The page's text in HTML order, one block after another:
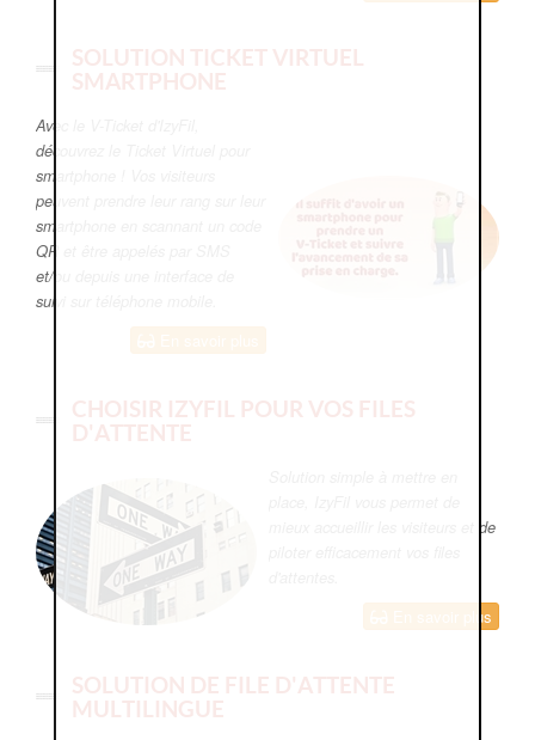
SOLUTION TICKET VIRTUEL
SMARTPHONE
Avec le V-Ticket d'IzyFil,
découvrez le Ticket Virtuel pour
smartphone ! Vos visiteurs
peuvent prendre leur rang sur leur
smartphone en scannant un code
QR et être appelés par SMS
et/ou depuis une interface de
suivi sur téléphone mobile.
CHOISIR IZYFIL POUR VOS FILES
D'ATTENTE
mieux accueillir les visiteurs et de
En savoir plus
SOLUTION DE FILE D'ATTENTE
MULTILINGUE